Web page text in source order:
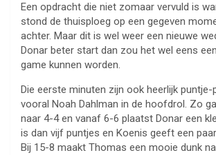
Een opdracht die niet zomaar vervuld is
stond de thuisploeg op een gegeven
achter. Maar dit is wel weer een nieuwe
Donar beter start dan zou het wel eens
game kunnen worden.
Die eerste minuten zijn ook heerlijk
vooral Noah Dahlman in de hoofdrol. Zo
naar 4-4 en vanaf 6-6 plaatst Donar een
is dan vijf puntjes en Koenis geeft een
Bij 15-8 maakt Thomas een mooie dunk